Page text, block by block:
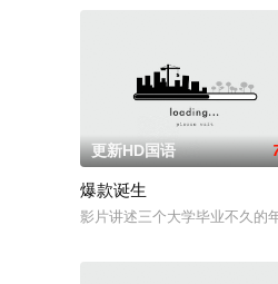
更新HD国语
爆款诞生
影片讲述三个大学毕业不久的